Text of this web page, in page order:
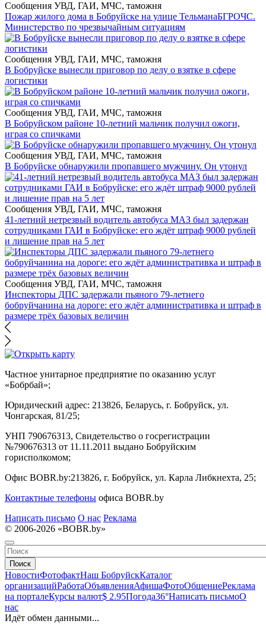
Сообщения УВД, ГАИ, МЧС, таможня
Пожар жилого дома в Бобруйске на улице ТельманаБГРОЧС.
Министерство по чрезвычайным ситуациям
Сообщения УВД, ГАИ, МЧС, таможня
В Бобруйске вынесли приговор по делу о взятке в сфере
логистики
Сообщения УВД, ГАИ, МЧС, таможня
В Бобруйском районе 10-летний мальчик получил ожоги,
играя со спичками
Сообщения УВД, ГАИ, МЧС, таможня
В Бобруйске обнаружили пропавшего мужчину. Он утонул
Сообщения УВД, ГАИ, МЧС, таможня
41-летний нетрезвый водитель автобуса МАЗ был задержан
сотрудниками ГАИ в Бобруйске: его ждёт штраф 9000 рублей
и лишение прав на 5 лет
Сообщения УВД, ГАИ, МЧС, таможня
Инспекторы ДПС задержали пьяного 79-летнего
бобруйчанина на дороге: его ждёт административка и штраф в
размере трёх базовых величин
Частное унитарное предприятие по оказанию услуг
«Бобрбай»;
Юридический адрес: 213826, Беларусь, г. Бобруйск, ул.
Чонгарская, 81/25;
УНП 790676313, Свидетельство о госрегистрации
№790676313 от 11.11.2011 выдано Бобруйским
горисполкомом;
Офис BOBR.by:213826, г. Бобруйск, ул. Карла Либкнехта, 25;
Контактные телефоны офиса BOBR.by
Написать письмо О нас Реклама
© 2006-2026 «BOBR.by»
Поиск
НовостиФотофактНаш БобруйскКаталог
организацийРаботаОбъявленияАфишаФотоОбщениеРеклама
на порталеКурсы валют$ 2.95Погода36°Написать письмоО
нас
Идёт обмен данными...